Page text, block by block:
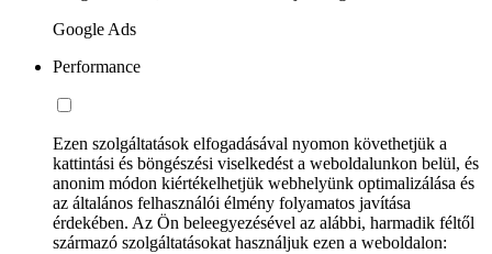
Google Ads
Performance
Ezen szolgáltatások elfogadásával nyomon követhetjük a
kattintási és böngészési viselkedést a weboldalunkon belül, és
anonim módon kiértékelhetjük webhelyünk optimalizálása és
az általános felhasználói élmény folyamatos javítása
érdekében. Az Ön beleegyezésével az alábbi, harmadik féltől
származó szolgáltatásokat használjuk ezen a weboldalon: